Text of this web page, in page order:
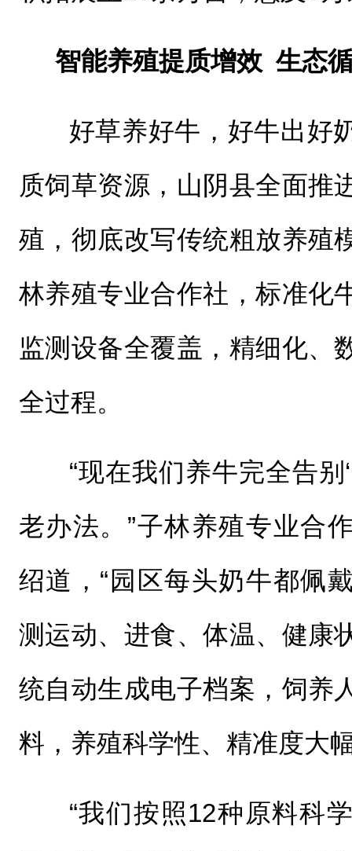
智能养殖提质增效 生态
好草养好牛，好牛出好
质饲草资源，山阴县全面推
殖，彻底改写传统粗放养殖
林养殖专业合作社，标准化
监测设备全覆盖，精细化、
全过程。
“现在我们养牛完全告别
老办法。”子林养殖专业合
绍道，“园区每头奶牛都佩
测运动、进食、体温、健康
统自动生成电子档案，饲养
料，养殖科学性、精准度大
“我们按照12种原料科